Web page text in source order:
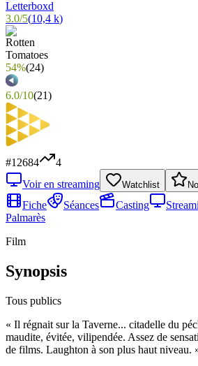
3.0/5(10,4 k)
54%(24)
6.0/10(21)
#12684
4
Voir en streaming
Watchlist
Fiche Séances Casting
Palmarès
Film
Synopsis
Tous publics
« Il régnait sur la Taverne... citadelle du
maudite, évitée, vilipendée. Assez de
de films. Laughton à son plus haut niveau.